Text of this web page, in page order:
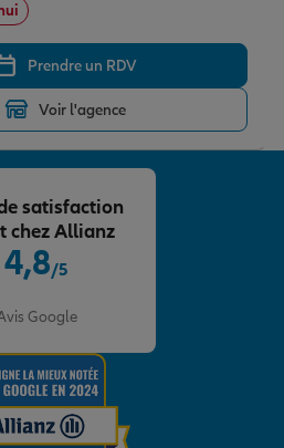
Prendre un RDV
Voir l'agence
4,8/5
Google
satisfaction
chez Allianz